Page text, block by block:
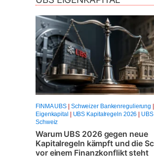
FINMA UBS | Schweizer Bankenregulierung |
Eigenkapital | UBS Kapitalregeln 2026 | UBS
Schweiz
Warum UBS 2026 gegen neue
Kapitalregeln kämpft und die
vor einem Finanzkonflikt steht